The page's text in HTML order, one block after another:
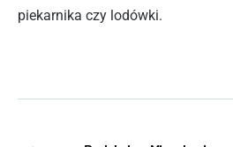
piekarnika czy lodówki.